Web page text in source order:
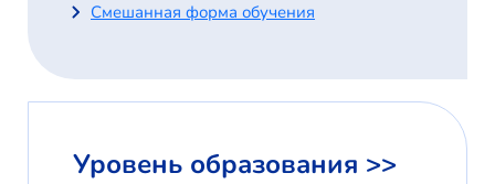
Смешанная форма обучения
Уровень образования >>